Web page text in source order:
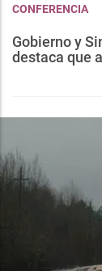
CONFERENCIA
Gobierno y
destaca que